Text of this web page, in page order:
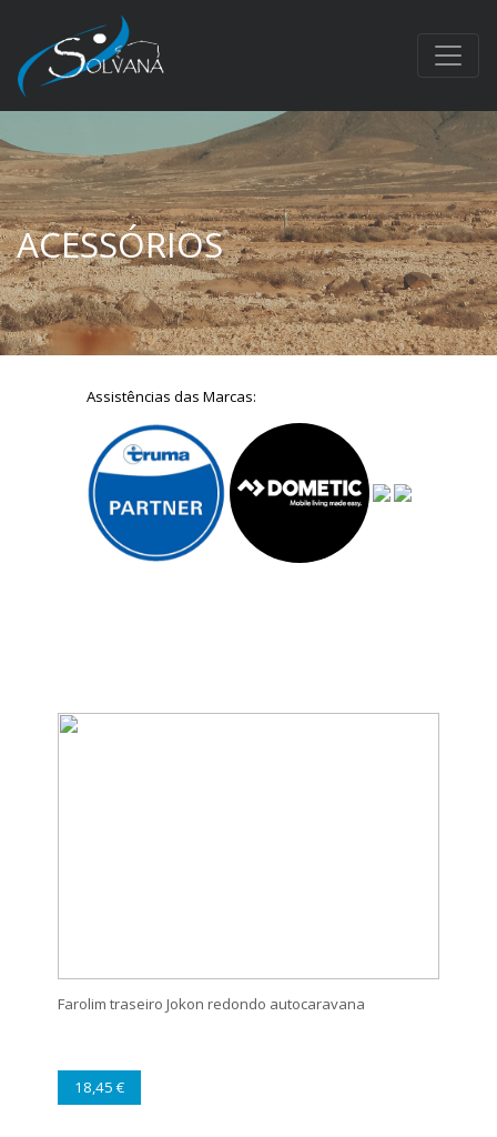
ACESSÓRIOS
Assistências das Marcas:
Farolim traseiro Jokon redondo autocaravana
18,45 €